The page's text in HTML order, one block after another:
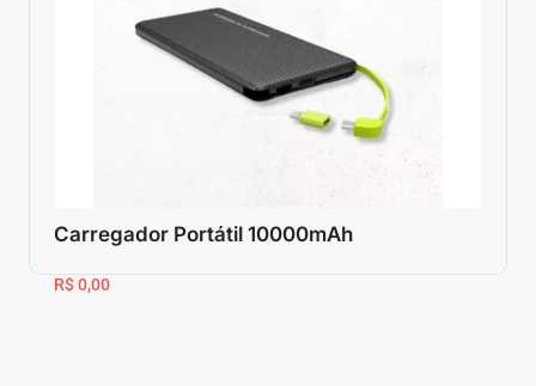
Carregador Portátil 10000mAh
R$ 0,00